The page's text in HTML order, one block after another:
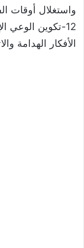
واستغلال أوقات
12-تكوين الوعي
الأفكار الهدامة